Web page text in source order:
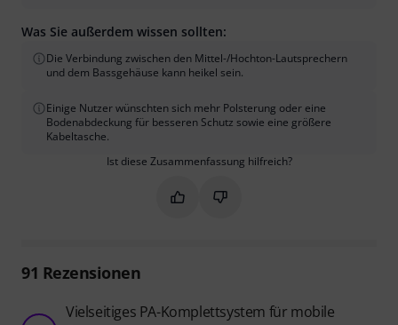
Was Sie außerdem wissen sollten:
Die Verbindung zwischen den Mittel-/Hochton-Lautsprechern
und dem Bassgehäuse kann heikel sein.
Einige Nutzer wünschten sich mehr Polsterung oder eine
Bodenabdeckung für besseren Schutz sowie eine größere
Kabeltasche.
Ist diese Zusammenfassung hilfreich?
Markieren Sie diese
Markieren Sie diese
91 Rezensionen
Vielseitiges PA-Komplettsystem für mobile